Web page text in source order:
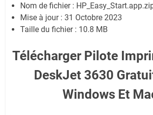
Nom de fichier :
Mise à jour : 31 Octobre 2023
Taille du fichier : 10.8 MB
Télécharger Pilote
DeskJet 3630
Windows Et